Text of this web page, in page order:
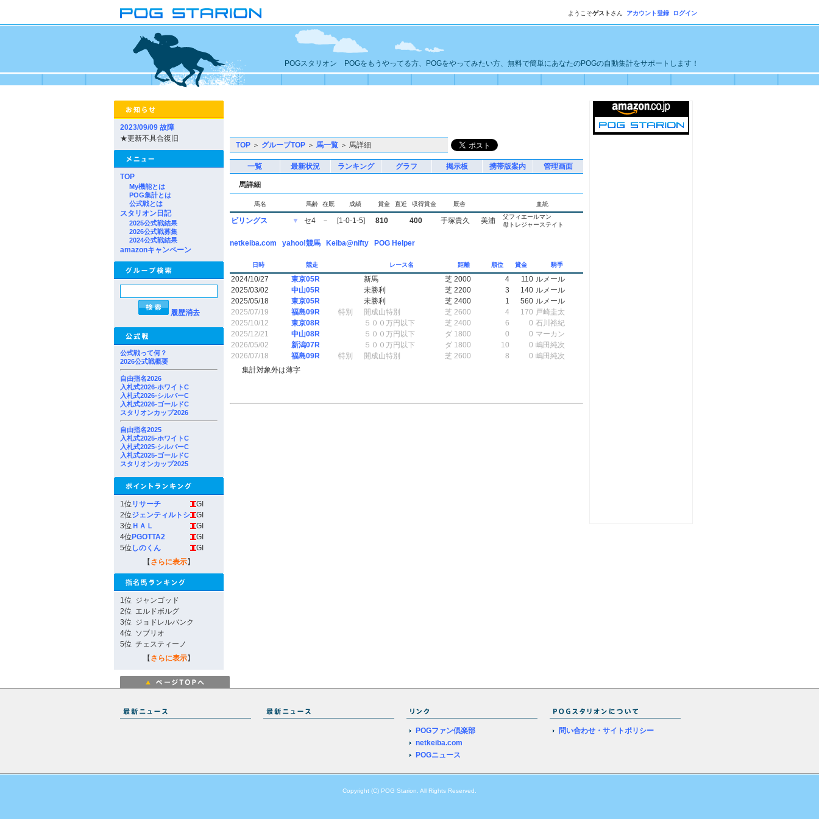
ようこそゲスト さん アカウント登録 ログイン
POGスタリオン POGをもうやってる方、POGをやってみたい方、無料で簡単にあなたのPOGの自動集計をサポートします！
2023/09/09 故障
★更新不具合復旧
TOP
My機能とは
POG集計とは
公式戦とは
スタリオン日記
2025公式戦結果
2026公式戦募集
2024公式戦結果
amazonキャンペーン
履歴消去
公式戦って何？
2026公式戦概要
自由指名2026
入札式2026-ホワイトC
入札式2026-シルバーC
入札式2026-ゴールドC
スタリオンカップ2026
自由指名2025
入札式2025-ホワイトC
入札式2025-シルバーC
入札式2025-ゴールドC
スタリオンカップ2025
1位 リサーチ
GI
2位ジェンティルトシ
GI
3位 ＨＡＬ
GI
4位 PGOTTA2
GI
5位 しのくん
GI
【 さらに表示】
1位 ジャンゴッド
2位 エルドボルグ
3位 ジョドレルバンク
4位 ソブリオ
5位 チェスティーノ
【 さらに表示】
TOP ＞ グループTOP ＞ 馬一覧 ＞ 馬詳細
一覧 最新状況 ランキング グラフ 掲示板 携帯版案内 管理画面
馬詳細
馬名 馬齢 在厩 成績 賞金 直近 収得賞金 厩舎 血統
ビリングス ▼ セ4 － [1-0-1-5] 810 400 手塚貴久 美浦
父フィエールマン
母トレジャーステイト
netkeiba.com yahoo!競馬 Keiba@nifty POG Helper
日時 競走 レース名 距離 順位 賞金 騎手
2024/10/27 東京05R 新馬 芝 2000 4 110 ルメール
2025/03/02
中山05R 未勝利 芝 2200 3 140 ルメール
2025/05/18
東京05R 未勝利 芝 2400 1 560 ルメール
2025/07/19
福島09R 特別 開成山特別 芝 2600 4 170 戸崎圭太
2025/10/12
東京08R ５００万円以下 芝 2400 6 0 石川裕紀
2025/12/21
中山08R ５００万円以下 ダ 1800 0 0 マーカン
2026/05/02
新潟07R ５００万円以下 ダ 1800 10 0 嶋田純次
2026/07/18
福島09R 特別 開成山特別 芝 2600 8 0 嶋田純次
集計対象外は薄字
POGファン倶楽部
netkeiba.com
POGニュース
問い合わせ・サイトポリシー
Copyright (C) POG Starion. All Rights Reserved.